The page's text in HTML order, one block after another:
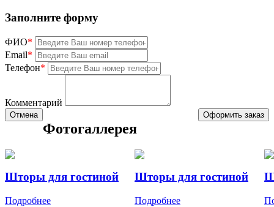
Заполните форму
ФИО*
Email*
Телефон*
Комментарий
Отмена Оформить заказ
Фотогаллерея
Шторы для гостиной
Подробнее
Шторы для гостиной
Подробнее